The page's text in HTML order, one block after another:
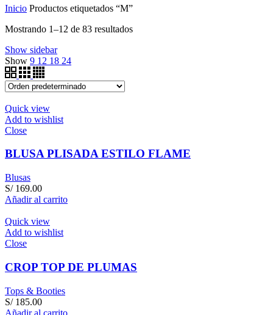
Inicio Productos etiquetados “M”
Mostrando 1–12 de 83 resultados
Show sidebar
Show 9 12 18 24
Quick view
Add to wishlist
Close
BLUSA PLISADA ESTILO FLAME
Blusas
S/169.00
Añadir al carrito
Quick view
Add to wishlist
Close
CROP TOP DE PLUMAS
Tops & Booties
S/185.00
Añadir al carrito